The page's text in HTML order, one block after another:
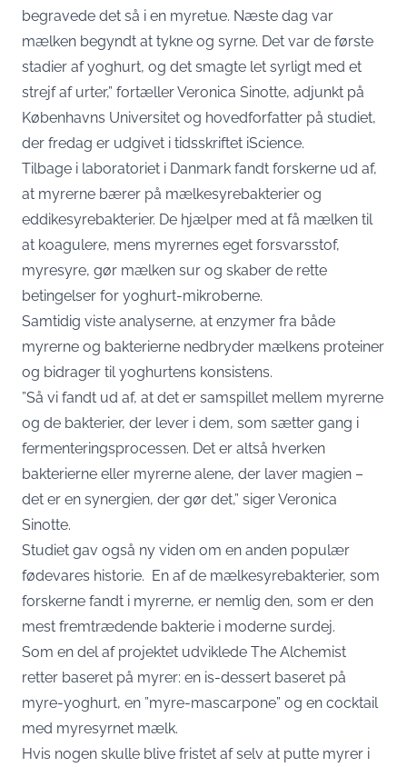
begravede det så i en myretue. Næste dag var
mælken begyndt at tykne og syrne. Det var de første
stadier af yoghurt, og det smagte let syrligt med et
strejf af urter,” fortæller Veronica Sinotte, adjunkt på
Københavns Universitet og hovedforfatter på studiet,
der fredag er udgivet i tidsskriftet iScience.
Tilbage i laboratoriet i Danmark fandt forskerne ud af,
at myrerne bærer på mælkesyrebakterier og
eddikesyrebakterier. De hjælper med at få mælken til
at koagulere, mens myrernes eget forsvarsstof,
myresyre, gør mælken sur og skaber de rette
betingelser for yoghurt-mikroberne.
Samtidig viste analyserne, at enzymer fra både
myrerne og bakterierne nedbryder mælkens proteiner
og bidrager til yoghurtens konsistens.
”Så vi fandt ud af, at det er samspillet mellem myrerne
og de bakterier, der lever i dem, som sætter gang i
fermenteringsprocessen. Det er altså hverken
bakterierne eller myrerne alene, der laver magien –
det er en synergien, der gør det,” siger Veronica
Sinotte.
Studiet gav også ny viden om en anden populær
fødevares historie. En af de mælkesyrebakterier, som
forskerne fandt i myrerne, er nemlig den, som er den
mest fremtrædende bakterie i moderne surdej.
Som en del af projektet udviklede The Alchemist
retter baseret på myrer: en is-dessert baseret på
myre-yoghurt, en ”myre-mascarpone” og en cocktail
med myresyrnet mælk.
Hvis nogen skulle blive fristet af selv at putte myrer i